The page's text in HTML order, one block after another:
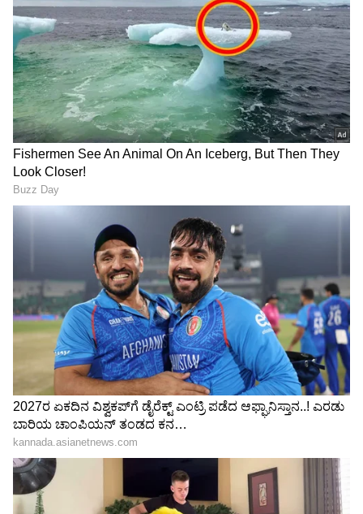
Related Articles
Mystery Cow: 48 ಗಂಟೆಗಳಿಂದ ಹೊಲ ಸುತ್ತುತ್ತಿರುವ
ನಿಗೂಢ ಹಸು, ಗೋಮಾತೆ ದರ್ಶನಕ್ಕೆ ಭಕ್ತರ ದೌಡು-
ವೈದ್ಯರು ಹೇಳೋದೇನು
Kwatle Kitchen 2: ನಾಯಿ ಅಂದ್ರೆ ಜಡ್ಜ್​ಗಳು
ಎನ್ನೋದಾ ರಕ್ಷಿತಾ ಶೆಟ್ಟಿ? ನಟಿ ಮೇಘನಾ ರಾಜ್​ ಶಾಕ್​
3
6